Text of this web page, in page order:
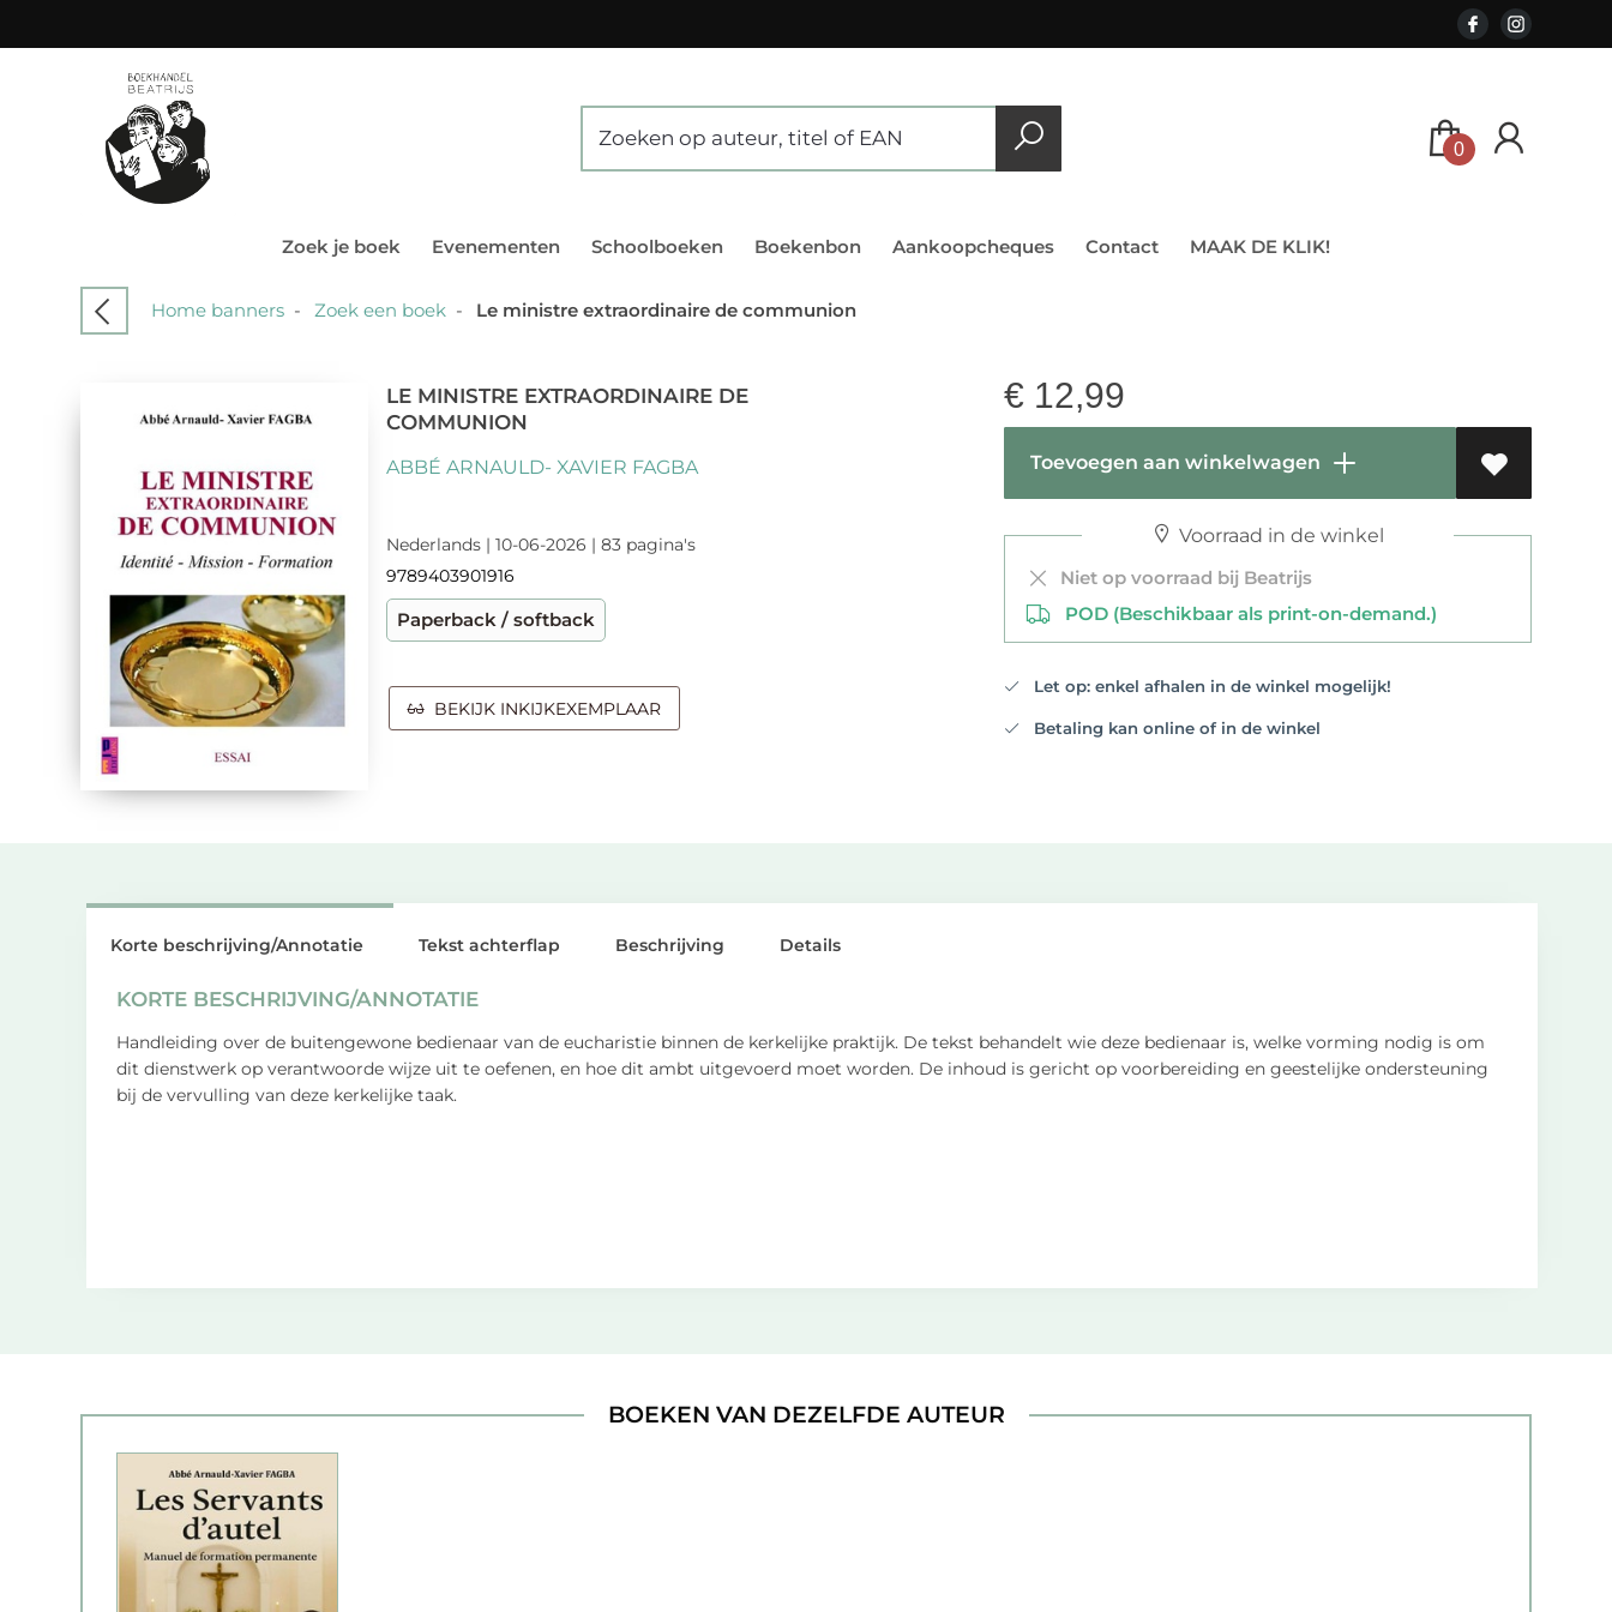
0
Zoek je boek Evenementen Schoolboeken Boekenbon Aankoopcheques Contact MAAK DE KLIK!
Home banners - Zoek een boek - Le ministre extraordinaire de communion
LE MINISTRE EXTRAORDINAIRE DE
COMMUNION
ABBÉ ARNAULD- XAVIER FAGBA
Nederlands | 10-06-2026 | 83 pagina's
9789403901916
Paperback / softback
BEKIJK INKIJKEXEMPLAAR
€ 12,99
Toevoegen aan winkelwagen
Voorraad in de winkel
Niet op voorraad bij Beatrijs
POD (Beschikbaar als print-on-demand.)
Let op: enkel afhalen in de winkel mogelijk!
Betaling kan online of in de winkel
Korte beschrijving/Annotatie
KORTE BESCHRIJVING/ANNOTATIE
Handleiding over de buitengewone bedienaar van de eucharistie binnen de kerkelijke praktijk. De tekst behandelt wie deze bedienaar is, welke vorming nodig is om
dit dienstwerk op verantwoorde wijze uit te oefenen, en hoe dit ambt uitgevoerd moet worden. De inhoud is gericht op voorbereiding en geestelijke ondersteuning
bij de vervulling van deze kerkelijke taak.
Tekst achterflap Beschrijving Details
BOEKEN VAN DEZELFDE AUTEUR